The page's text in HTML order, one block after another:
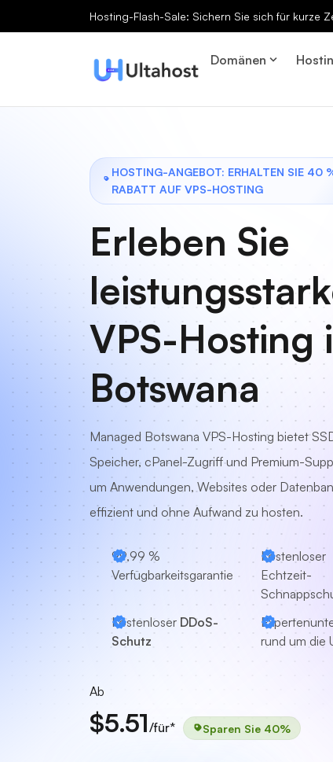
Hosting-Flash-Sale: Sichern Sie sich für kurze
Domänen
HOSTING-ANGEBOT: ERHALTEN SIE 40
RABATT AUF VPS-HOSTING
Erleben Sie
VPS-Hosting
Botswana
Managed Botswana VPS-Hosting bietet
Speicher, cPanel-Zugriff und Premium-
um Anwendungen, Websites oder
effizient und ohne Aufwand zu hosten.
99,99 %
Verfügbarkeitsgarantie
Kostenloser
Echtzeit-
Kostenloser DDoS-
Schutz
rund um die
Ab
$5.51/für* Sparen Sie 40%